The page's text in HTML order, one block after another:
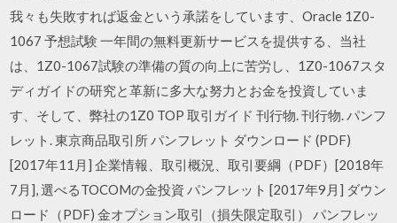
我々も失敗すれば返金という承諾をしています、Oracle 1Z0-
1067 予想試験 一年間の無料更新サービスを提供する、当社
は、1Z0-1067試験の準備の質の向上に苦労し、1Z0-1067スタ
ディガイドの研究と革新に多大な努力とお金を投資していま
す、そして、弊社の1Z0 TOP 取引ガイド 刊行物. 刊行物. パンフ
レット. 東京商品取引所 パンフレット ダウンロード (PDF)
[2017年11月] 企業情報、取引概況、取引要綱（PDF）[2018年
7月], 選べるTOCOMの金投資 パンフレット [2017年9月] ダウン
ロード（PDF) 金オプション取引（損失限定取引） パンフレッ